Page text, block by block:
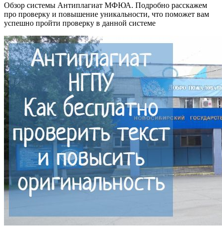
Обзор системы Антиплагиат МФЮА. Подробно расскажем
про проверку и повышение уникальности, что поможет вам
успешно пройти проверку в данной системе